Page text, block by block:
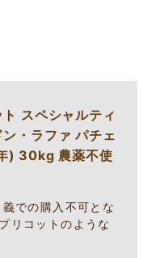
ト スペシャルティ
・ラファ パチェ
) 30kg 農薬不使
での購入不可とな
リコットのような